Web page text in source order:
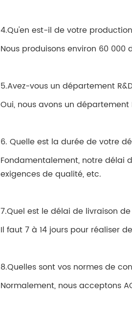
4.Qu'en est-il de votre
Nous produisons environ 60
5.Avez-vous un département
Oui, nous avons un
6. Quelle est la durée de votre
Fondamentalement, notre délai
exigences de qualité, etc.
7.Quel est le délai de livraison
Il faut 7 à 14 jours pour réaliser
8.Quelles sont vos normes de
Normalement, nous acceptons